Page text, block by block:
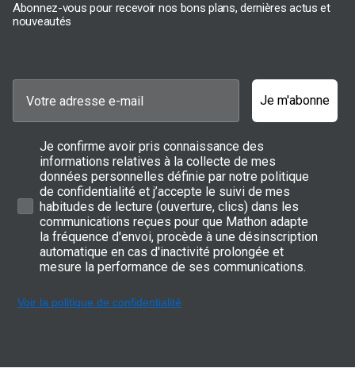
Abonnez-vous pour recevoir nos bons plans, dernières actus et
nouveautés
Je m'abonne
Je confirme avoir pris connaissance des
informations relatives à la collecte de mes
données personnelles définie par notre politique
de confidentialité et j’accepte le suivi de mes
habitudes de lecture (ouverture, clics) dans les
communications reçues pour que Mathon adapte
la fréquence d'envoi, procède à une désinscription
automatique en cas d'inactivité prolongée et
mesure la performance de ses communications.
Voir la politique de confidentialité